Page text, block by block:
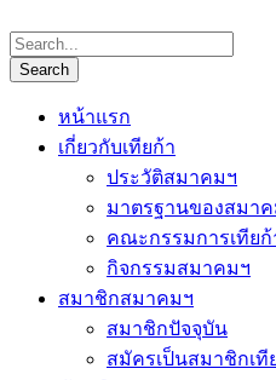
หน้าแรก
เกี่ยวกับเทียก้า
ประวัติสมาคมฯ
มาตรฐานของสมา
คณะกรรมการเทียก้
กิจกรรมสมาคมฯ
สมาชิกสมาคมฯ
สมาชิกปัจจุบัน
สมัครเป็นสมาชิกเที